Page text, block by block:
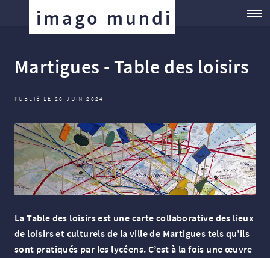
imago mundi
Martigues - Table des loisirs
PUBLIÉ LE 20 JUIN 2024
La Table des loisirs est une carte collaborative des lieux
de loisirs et culturels de la ville de Martigues tels qu’ils
sont pratiqués par les lycéens. C’est à la fois une œuvre